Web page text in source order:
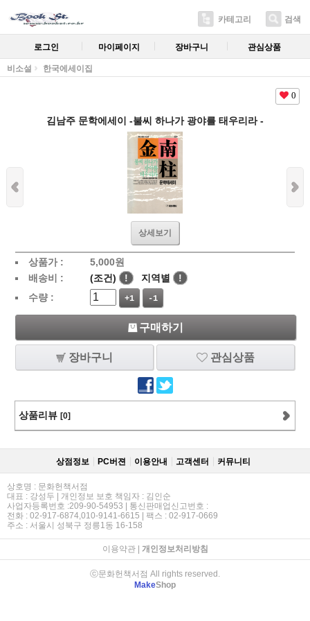
카테고리 검색
로그인 마이페이지 장바구니 관심상품
비소설 한국에세이집
0
김남주 문학에세이 -불씨 하나가 광야를 태우리라 -
상세보기
상품가 : 5,000원
배송비 :
(조건) ! 지역별
!
수량 :
+1 -1
구매하기
장바구니 관심상품
상품리뷰 [0]
상점정보 PC버젼 이용안내 고객센터 커뮤니티
상호명 : 문화헌책서점
대표 : 강성두 | 개인정보 보호 책임자 : 김인순
사업자등록번호 :209-90-54953 | 통신판매업신고번호 :
전화 : 02-917-6874,010-9141-6615 | 팩스 : 02-917-0669
주소 : 서울시 성북구 정릉1동 16-158
이용약관| 개인정보처리방침
ⓒ문화헌책서점 All rights reserved.
MakeShop